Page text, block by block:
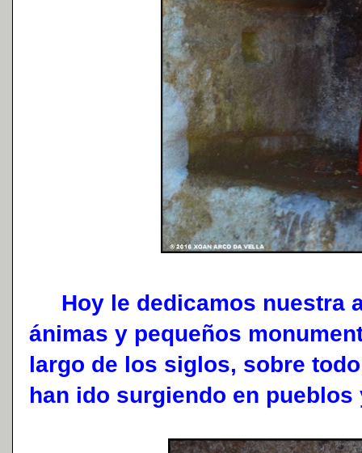
Hoy le dedicamos nuestra
ánimas y pequeños
largo de los siglos, sobre
han ido surgiendo en pueblos